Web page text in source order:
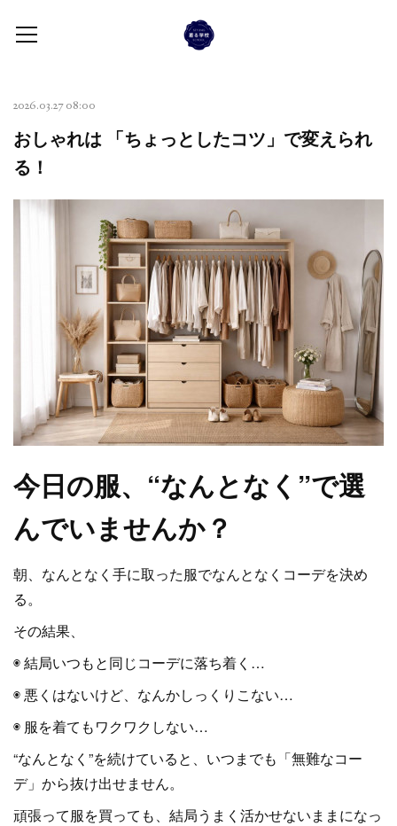
2026.03.27 08:00
おしゃれは 「ちょっとしたコツ」で変えられ
る！
今日の服、“なんとなく”で選
んでいませんか？
朝、なんとなく手に取った服でなんとなくコーデを決め
る。
その結果、
◉ 結局いつもと同じコーデに落ち着く…
◉ 悪くはないけど、なんかしっくりこない…
◉ 服を着てもワクワクしない…
“なんとなく”を続けていると、いつまでも「無難なコー
デ」から抜け出せません。
頑張って服を買っても、結局うまく活かせないままになっ